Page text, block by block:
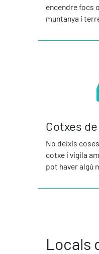
encendre focs
muntanya i
Cotxes
No deixis
cotxe i vigila
pot haver algú
Locals